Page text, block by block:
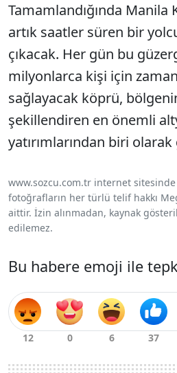
Tamamlandığında Manila
artık saatler süren bir
çıkacak. Her gün bu
milyonlarca kişi için
sağlayacak köprü,
şekillendiren en önemli
yatırımlarından biri
www.sozcu.com.tr internet sitesinde
fotoğrafların her türlü telif hakkı
aittir. İzin alınmadan, kaynak
edilemez.
Bu habere emoji ile